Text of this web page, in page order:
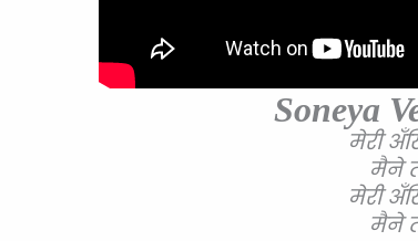
Soneya
मेरी
मैने
मेरी
मैने